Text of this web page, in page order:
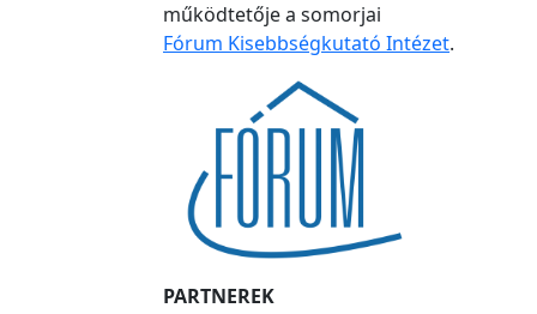
működtetője a somorjai
Fórum Kisebbségkutató Intézet.
PARTNEREK